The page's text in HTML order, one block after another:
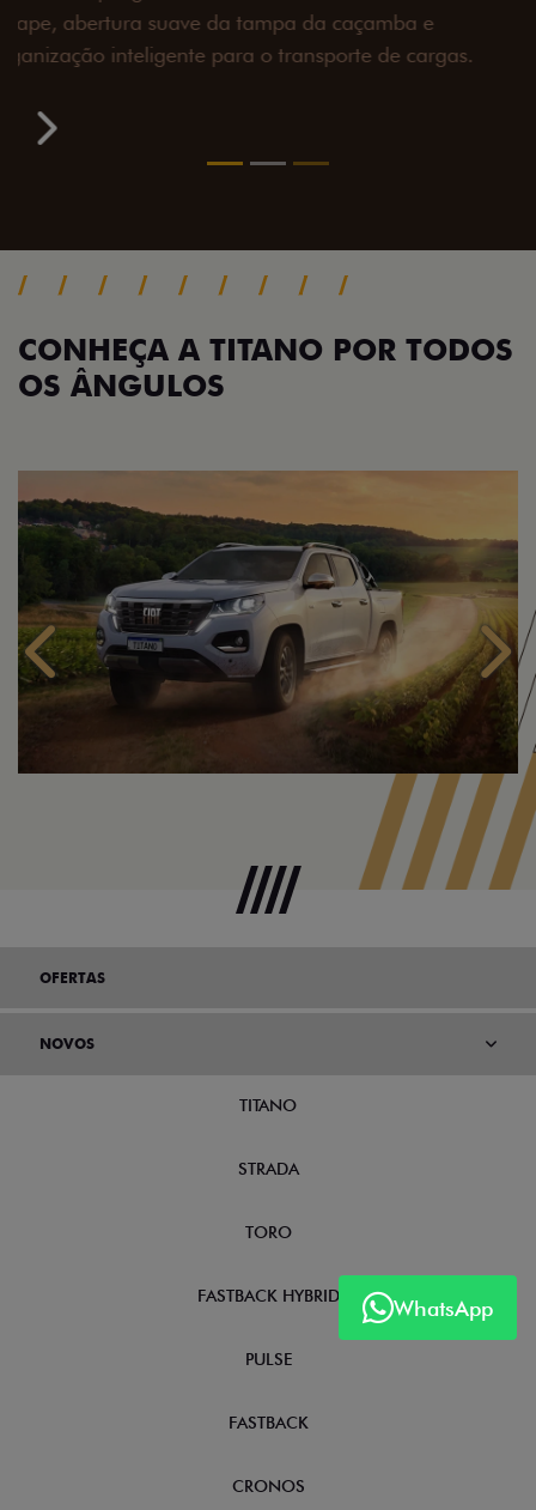
toneladas, alargadores de para-lamas e overbumper,
oferecendo mais capacidade de reboque, proteção
imponente para enfrentar qualquer terreno com
confiança.
WhatsApp
OFERTAS
TITANO
STRADA
TORO
FASTBACK HYBRID
PULSE
FASTBACK